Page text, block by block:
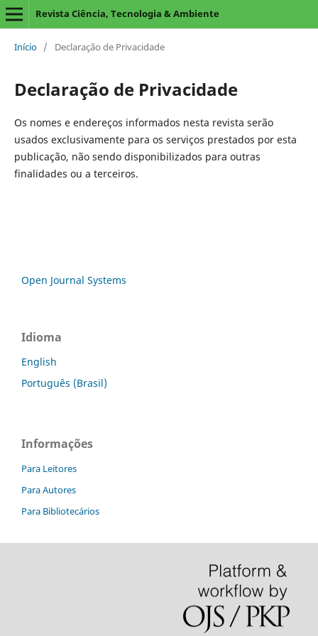
Revista Ciência, Tecnologia & Ambiente
Início / Declaração de Privacidade
Declaração de Privacidade
Os nomes e endereços informados nesta revista serão
usados exclusivamente para os serviços prestados por esta
publicação, não sendo disponibilizados para outras
finalidades ou a terceiros.
Open Journal Systems
Idioma
English
Português (Brasil)
Informações
Para Leitores
Para Autores
Para Bibliotecários